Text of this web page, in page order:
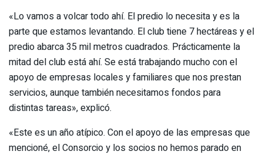
«Lo vamos a volcar todo ahí. El predio lo necesita y es la
parte que estamos levantando. El club tiene 7 hectáreas y el
predio abarca 35 mil metros cuadrados. Prácticamente la
mitad del club está ahí. Se está trabajando mucho con el
apoyo de empresas locales y familiares que nos prestan
servicios, aunque también necesitamos fondos para
distintas tareas», explicó.
«Este es un año atípico. Con el apoyo de las empresas que
mencioné, el Consorcio y los socios no hemos parado en